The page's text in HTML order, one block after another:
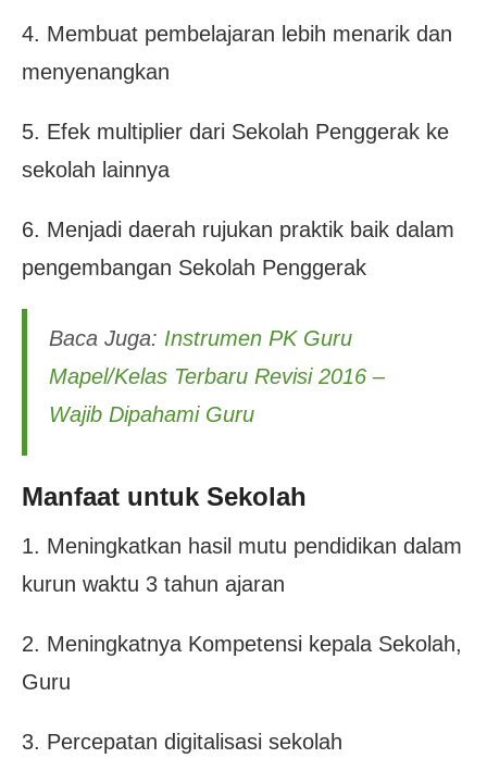
4. Membuat pembelajaran lebih menarik dan
menyenangkan
5. Efek multiplier dari Sekolah Penggerak ke
sekolah lainnya
6. Menjadi daerah rujukan praktik baik dalam
pengembangan Sekolah Penggerak
Baca Juga: Instrumen PK Guru
Mapel/Kelas Terbaru Revisi 2016 –
Wajib Dipahami Guru
Manfaat untuk Sekolah
1. Meningkatkan hasil mutu pendidikan dalam
kurun waktu 3 tahun ajaran
2. Meningkatnya Kompetensi kepala Sekolah,
Guru
3. Percepatan digitalisasi sekolah